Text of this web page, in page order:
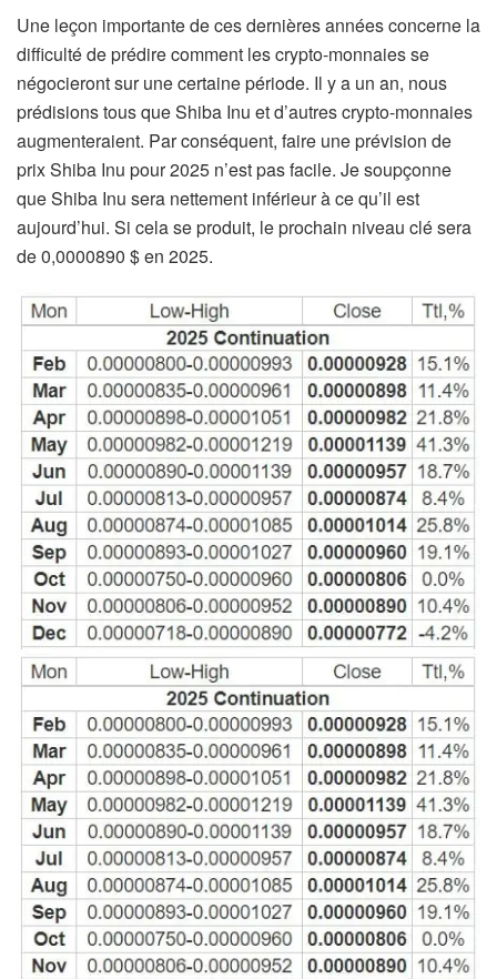
Une leçon importante de ces dernières années concerne la
difficulté de prédire comment les crypto-monnaies se
négocieront sur une certaine période. Il y a un an, nous
prédisions tous que Shiba Inu et d’autres crypto-monnaies
augmenteraient. Par conséquent, faire une prévision de
prix Shiba Inu pour 2025 n’est pas facile. Je soupçonne
que Shiba Inu sera nettement inférieur à ce qu’il est
aujourd’hui. Si cela se produit, le prochain niveau clé sera
de 0,0000890 $ en 2025.